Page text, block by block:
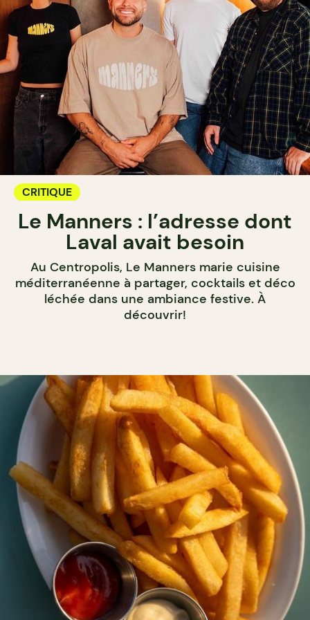
CRITIQUE
Le Manners : l’adresse dont
Laval avait besoin
Au Centropolis, Le Manners marie cuisine
méditerranéenne à partager, cocktails et déco
léchée dans une ambiance festive. À
découvrir!